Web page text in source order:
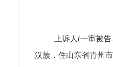
上诉人(一审被
汉族，住山东省青州市